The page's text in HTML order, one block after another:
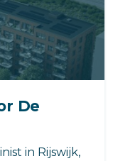
De
in Rijswijk,